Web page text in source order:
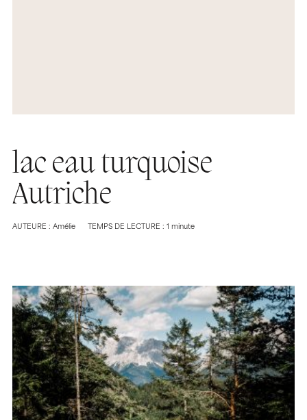
lac eau turquoise
Autriche
AUTEURE : Amélie TEMPS DE LECTURE : 1 minute